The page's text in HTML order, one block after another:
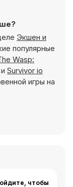
Экшен и
популярные
Wasp:
и Survivor io
игры на
чтобы